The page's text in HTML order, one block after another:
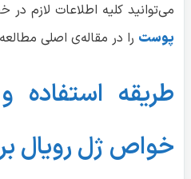
می‌توانید کلیه اطلاعات لازم
پوست را در مقاله‌ی اصلی
طریقه استفاده
خواص ژل رویال